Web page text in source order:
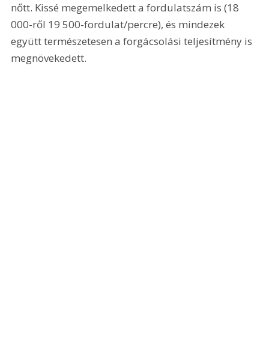
nőtt. Kissé megemelkedett a fordulatszám is (18
000-ről 19 500-fordulat/percre), és mindezek
együtt természetesen a forgácsolási teljesítmény is
megnövekedett.